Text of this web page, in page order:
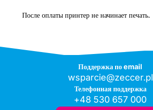
После оплаты принтер не начинает печать.
Поддержка по email
wsparcie@zeccer.pl
Телефонная поддержка
+48 530 657 000